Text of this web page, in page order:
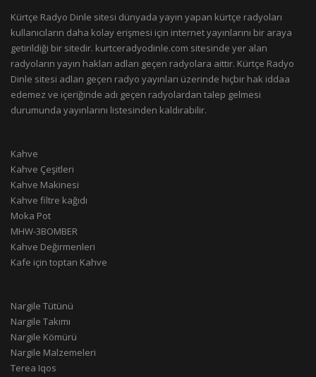
Kürtçe Radyo Dinle sitesi dünyada yayın yapan kürtçe radyoları
kullanıcıların daha kolay erişmesi için internet yayınlarını bir araya
getirildiği bir sitedir. kurtceradyodinle.com sitesinde yer alan
radyoların yayın hakları adları geçen radyolara aittir. Kürtçe Radyo
Dinle sitesi adları geçen radyo yayınları üzerinde hiçbir hak iddaa
edemez ve içeriğinde adı geçen radyolardan talep gelmesi
durumunda yayınlarını listesinden kaldırabilir.
Kahve
Kahve Çeşitleri
Kahve Makinesi
Kahve filtre kağıdı
Moka Pot
MHW-3BOMBER
Kahve Değirmenleri
Kafe için toptan Kahve
Nargile Tütünü
Nargile Takımı
Nargile Kömürü
Nargile Malzemeleri
Terea Iqos